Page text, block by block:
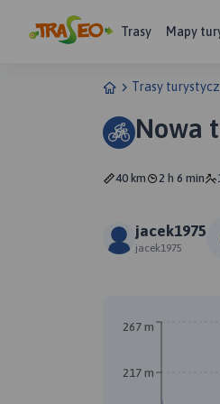
Trasy Mapy
Trasy
Nowa
40 km 2 h 6 min
jacek1975
jacek1975
217 m
267 m